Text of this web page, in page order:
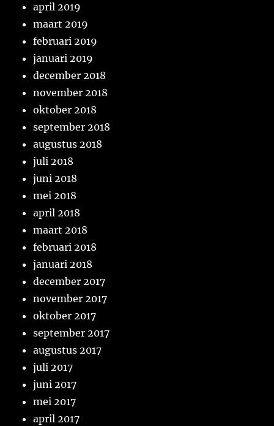
april 2019
maart 2019
februari 2019
januari 2019
december 2018
november 2018
oktober 2018
september 2018
augustus 2018
juli 2018
juni 2018
mei 2018
april 2018
maart 2018
februari 2018
januari 2018
december 2017
november 2017
oktober 2017
september 2017
augustus 2017
juli 2017
juni 2017
mei 2017
april 2017